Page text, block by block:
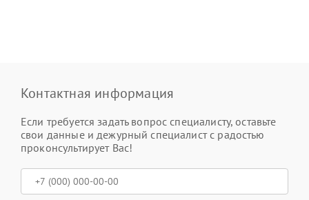
Контактная информация
Если требуется задать вопрос специалисту, оставьте
свои данные и дежурный специалист с радостью
проконсультирует Вас!